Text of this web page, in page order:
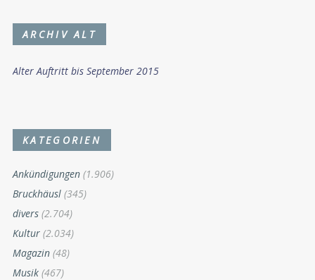
ARCHIV ALT
Alter Auftritt bis September 2015
KATEGORIEN
Ankündigungen (1.906)
Bruckhäusl (345)
divers (2.704)
Kultur (2.034)
Magazin (48)
Musik (467)